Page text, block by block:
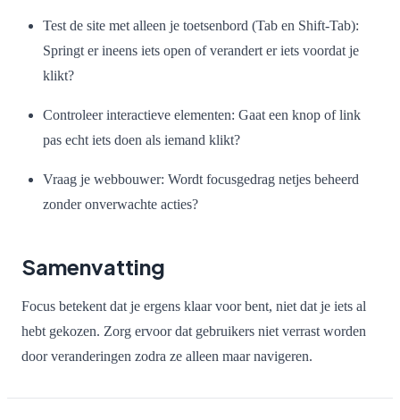
Test de site met alleen je toetsenbord (Tab en Shift-Tab):
Springt er ineens iets open of verandert er iets voordat je
klikt?
Controleer interactieve elementen: Gaat een knop of link
pas echt iets doen als iemand klikt?
Vraag je webbouwer: Wordt focusgedrag netjes beheerd
zonder onverwachte acties?
Samenvatting
Focus betekent dat je ergens klaar voor bent, niet dat je iets al
hebt gekozen. Zorg ervoor dat gebruikers niet verrast worden
door veranderingen zodra ze alleen maar navigeren.